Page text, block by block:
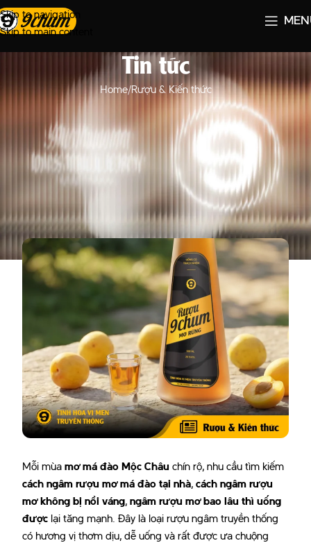
Skip to navigation
Skip to main content
Tin tức
Home Rượu & Kiến thức
RƯỢU & KIẾN THỨC
Cách Ngâm Rượu Mơ Má Đào
Mộc Châu Chuẩn Nhất 2026 – Bí
Quyết Từ 9Chum
Luân 9Chum On 03/07/2026
Mỗi mùa mơ má đào Mộc Châu chín rộ, nhu cầu tìm kiếm
cách ngâm rượu mơ má đào tại nhà, cách ngâm rượu
mơ không bị nổi váng, ngâm rượu mơ bao lâu thì uống
được lại tăng mạnh. Đây là loại rượu ngâm truyền thống
có hương vị thơm dịu, dễ uống và rất được ưa chuộng